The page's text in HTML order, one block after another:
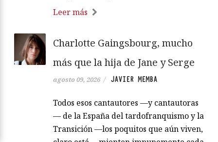
Leer más
Charlotte Gaingsbourg, mucho
más que la hija de Jane y Serge
agosto 09, 2026 / JAVIER MEMBA
Todos esos cantautores —y cantautoras
— de la España del tardofranquismo y la
Transición —los poquitos que aún viven,